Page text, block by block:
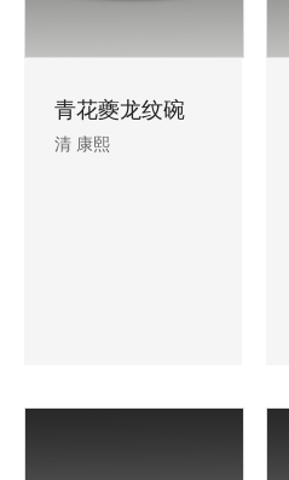
青花夔龙纹碗
清 康熙